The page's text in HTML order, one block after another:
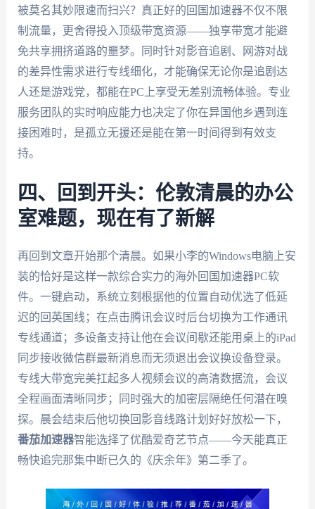
被莫名其妙限速而扫兴？真正好的回国加速器不仅不限
制流量，更舍得投入顶级带宽资源——独享带宽才能避
免共享拥挤道路的噩梦。同时针对影音追剧、网游对战
的差异性需求进行专线细化，才能确保无论你是追剧达
人还是游戏党，都能在PC上享受无差别流畅体验。专业
服务团队的实时响应能力也决定了你在异国他乡遇到连
接困难时，是孤立无援还是能在第一时间得到有效支
持。
四、回到开头：伦敦清晨的办公
室难题，现在有了新解
再回到文章开始那个清晨。如果小李的Windows电脑上安
装的恰好是这样一款综合实力的海外回国加速器PC软
件。一键启动，系统立刻根据他的位置自动优选了低延
迟的回英国线；在点击腾讯会议时后台切换为工作通讯
专线通道；多设备支持让他在会议间歇还能用桌上的iPad
同步接收微信群最新消息而无须退出会议换设备登录。
专线大带宽完美扛起多人视频会议的高清数据流，会议
全程画面清晰同步；同时强大的加密层隔绝任何潜在嗅
探。晨会结束后他切换回影音线路计划好好放松一下，
番茄加速器智能选择了优酷爱奇艺节点——今天能真正
畅快追完那集中断已久的《庆余年》第二季了。